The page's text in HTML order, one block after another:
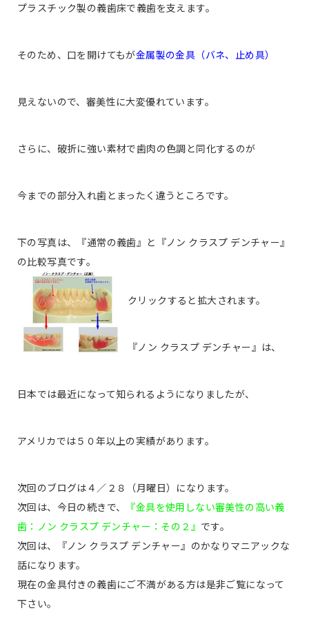
プラスチック製の義歯床で義歯を支えます。
そのため、口を開けてもが金属製の金具（バネ、止め具）
見えないので、審美性に大変優れています。
さらに、破折に強い素材で歯肉の色調と同化するのが
今までの部分入れ歯とまったく違うところです。
下の写真は、『通常の義歯』と『ノン クラスプ デンチャー』
の比較写真です。
クリックすると拡大されます。
『ノン クラスプ デンチャー』は、
日本では最近になって知られるようになりましたが、
アメリカでは５０年以上の実績があります。
次回のブログは４／２８（月曜日）になります。
次回は、今日の続きで、
『金具を使用しない審美性の高い義
歯：ノン クラスプ デンチャー：その２』 です。
次回は、『ノン クラスプ デンチャー』のかなりマニアックな
話になります。
現在の金具付きの義歯にご不満がある方は是非ご覧になって
下さい。